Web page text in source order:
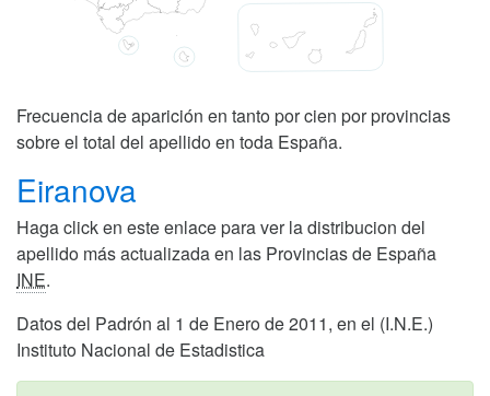
Frecuencia de aparición en tanto por cien por provincias
sobre el total del apellido en toda España.
Eiranova
Haga click en este enlace para ver la distribucion del
apellido más actualizada en las Provincias de España
INE.
Datos del Padrón al 1 de Enero de 2011, en el (I.N.E.)
Instituto Nacional de Estadistica